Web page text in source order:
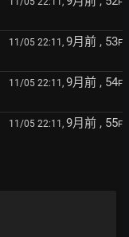
F
11/05 22:11, 9月前 , 53F
11/05 22:11, 9月前 , 54F
11/05 22:11, 9月前 , 55F